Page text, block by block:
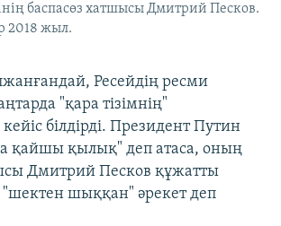
баспасөз хатшысы Дмитрий Песков.
2018 жыл.
Ресейдің ресми
"қара тізімнің"
білдірді. Президент Путин
қайшы қылық" деп атаса, оның
Дмитрий Песков құжатты
"шектен шыққан" әрекет деп